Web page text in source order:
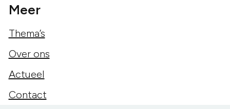
Meer
Thema’s
Over ons
Actueel
Contact